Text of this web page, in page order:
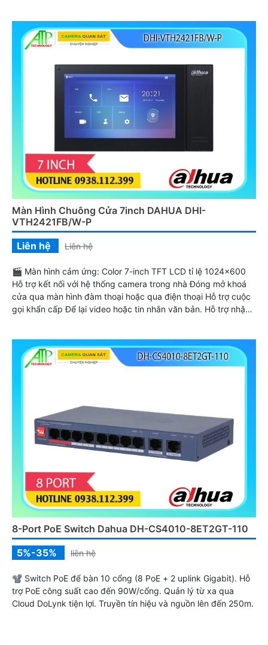
Màn Hình Chuông Cửa 7inch DAHUA DHI-
VTH2421FB/W-P
Liên hệ
Liên hệ
🎬 Màn hình cảm ứng: Color 7-inch TFT LCD tỉ lệ 1024×600
Hỗ trợ kết nối với hệ thống camera trong nhà Đóng mở khoá
cửa qua màn hình đàm thoại hoặc qua điện thoại Hỗ trợ cuộc
gọi khẩn cấp Để lại video hoặc tin nhắn văn bản. Hỗ trợ nhận
8-Port PoE Switch Dahua DH-CS4010-8ET2GT-110
5%-35%
liên hệ
📽 Switch PoE để bàn 10 cổng (8 PoE + 2 uplink Gigabit). Hỗ
trợ PoE công suất cao đến 90W/cổng. Quản lý từ xa qua
Cloud DoLynk tiện lợi. Truyền tín hiệu và nguồn lên đến 250m.